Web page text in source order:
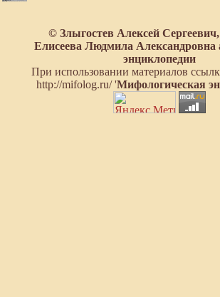
© Злыгостев Алексей Сергеевич,
Елисеева Людмила Александровна
энциклопедии
При использовании материалов
http://mifolog.ru/ 'Мифологическая